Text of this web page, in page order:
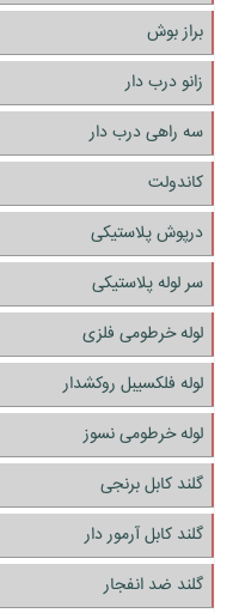
براز بوش
زانو درب دار
سه راهی درب دار
کاندولت
درپوش پلاستیکی
سر لوله پلاستیکی
لوله خرطومی فلزی
لوله فلکسیبل روکشدار
لوله خرطومی نسوز
گلند کابل برنجی
گلند کابل آرمور دار
گلند ضد انفجار